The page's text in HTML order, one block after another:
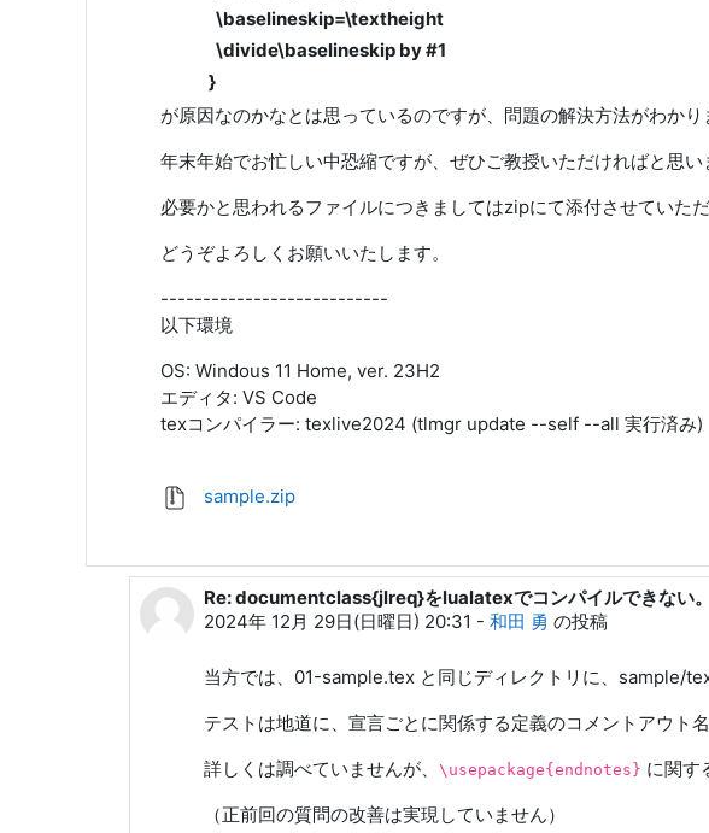
\baselineskip=\textheight
\divide\baselineskip by #1
}
が原因なのかなとは思っているのですが、問題の解決方法がわかり
年末年始でお忙しい中恐縮ですが、ぜひご教授いただければと思い
必要かと思われるファイルにつきましてはzipにて添付させていただ
どうぞよろしくお願いいたします。
---------------------------
以下環境
OS: Windous 11 Home, ver. 23H2
エディタ: VS Code
texコンパイラー: texlive2024 (tlmgr update --self --all 実行済み)
sample.zip
アラカザム への返信
Re: documentclass{jlreq}をlualatexでコンパイルできない。
2024年 12月 29日(日曜日) 20:31 -和田 勇 の投稿
当方では、01-sample.tex と同じディレクトリに、sample/
テストは地道に、宣言ごとに関係する定義のコメントアウト
詳しくは調べていませんが、\usepackage{endnotes} に関す
（正前回の質問の改善は実現していません）